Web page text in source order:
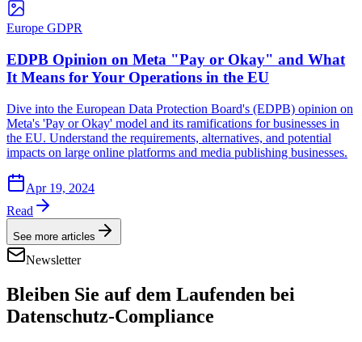
Europe GDPR
EDPB Opinion on Meta "Pay or Okay" and What
It Means for Your Operations in the EU
Dive into the European Data Protection Board's (EDPB) opinion on
Meta's 'Pay or Okay' model and its ramifications for businesses in
the EU. Understand the requirements, alternatives, and potential
impacts on large online platforms and media publishing businesses.
Apr 19, 2024
Read
See more articles
Newsletter
Bleiben Sie auf dem Laufenden bei
Datenschutz-Compliance